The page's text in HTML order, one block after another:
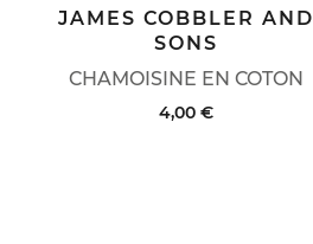
CHAMOISINE EN COTON
JAMES COBBLER AND
SONS
4,00 €